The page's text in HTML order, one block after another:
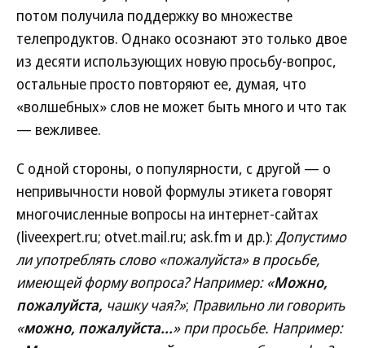
потом получила поддержку во множестве
телепродуктов. Однако осознают это только двое
из десяти использующих новую просьбу-вопрос,
остальные просто повторяют ее, думая, что
«волшебных» слов не может быть много и что так
— вежливее.
С одной стороны, о популярности, с другой — о
непривычности новой формулы этикета говорят
многочисленные вопросы на интернет-сайтах
(liveexpert.ru; otvet.mail.ru; ask.fm и др.): Допустимо
ли употреблять слово «пожалуйста» в просьбе,
имеющей форму вопроса? Например: «Можно,
пожалуйста, чашку чая?»; Правильно ли говорить
«можно, пожалуйста...» при просьбе. Например: